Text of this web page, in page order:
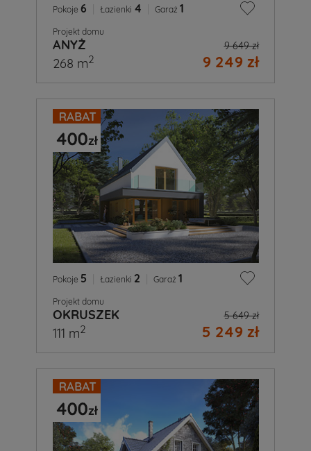
Pokoje 6 Łazienki 4 Garaż 1
Projekt domu
ANYŻ 9 649 zł
9 249 zł
268 m2
Pokoje 5 Łazienki 2 Garaż 1
Projekt domu
OKRUSZEK 5 649 zł
5 249 zł
111 m2